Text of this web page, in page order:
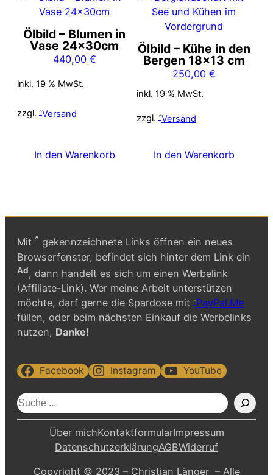
Ölbild – Blumen in
Vase 24x30cm
440,00 €
inkl. 19 % MwSt.
zzgl. Versand
In den Warenkorb
Ölbild – Kühe in den
Bergen 18×13 cm
250,00 €
inkl. 19 % MwSt.
zzgl. Versand
In den Warenkorb
Mit ^ gekennzeichnete Links öffnen ein neues
Browserfenster, befindet sich hinter dem Link ein
Ad, dann handelt es sich um einen Werbelink
(Affiliate-Link). Wer meine Arbeit unterstützen
möchte, darf gerne die Spardose mit PayPal.Me
füllen, oder beim nächsten Einkauf die Werbelinks
nutzen, Danke!
Facebook Instagram YouTube
S
u
Über michKontaktformularImpressum
DatenschutzerklärungAGBWiderruf
Copyright © 2023 – Christian Länger – Alle